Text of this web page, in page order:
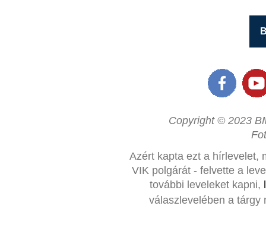
Copyright © 2023
Azért kapta ezt a hírlevelet,
VIK polgárát - felvette a
további leveleket kapni,
válaszlevelében a tárgy